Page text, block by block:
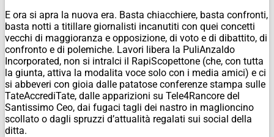
E ora si apra la nuova era. Basta chiacchiere, basta confronti,
basta notti a titillare giornalisti incanutiti con quei concetti
vecchi di maggioranza e opposizione, di voto e di dibattito, di
confronto e di polemiche. Lavori libera la PuliAnzaldo
Incorporated, non si intralci il RapiScopettone (che, con tutta
la giunta, attiva la modalita voce solo con i media amici) e ci
si abbeveri con gioia dalle patatose conferenze stampa sulle
TateAccrediTate, dalle apparizioni su Tele4Rancore del
Santissimo Ceo, dai fugaci tagli dei nastro in maglioncino
scollato o dagli spruzzi d’attualità regalati sui social della
ditta.